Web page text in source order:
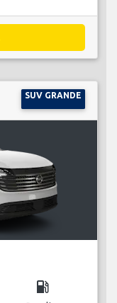
SUV GRANDE
local_gas_station